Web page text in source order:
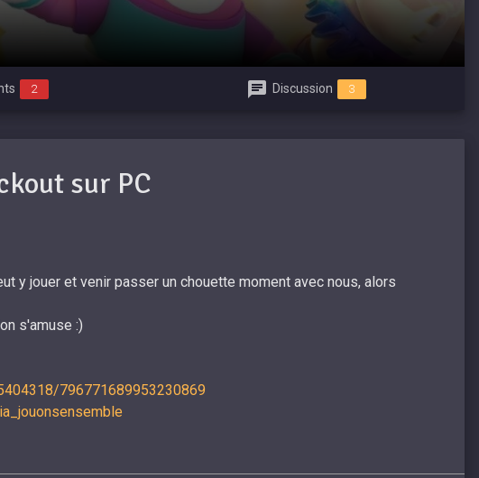
2 Discussion 3
sur PC
y jouer et venir passer un chouette moment avec nous, alors
s'amuse :)
796771689953230869